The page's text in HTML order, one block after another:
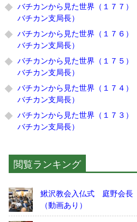
バチカンから見た世界（１７７
バチカン支局長）
バチカンから見た世界（１７６
バチカン支局長）
バチカンから見た世界（１７５
バチカン支局長）
バチカンから見た世界（１７４
バチカン支局長）
バチカンから見た世界（１７３
バチカン支局長）
閲覧ランキング
鰍沢教会入仏式 庭野会長
（動画あり）